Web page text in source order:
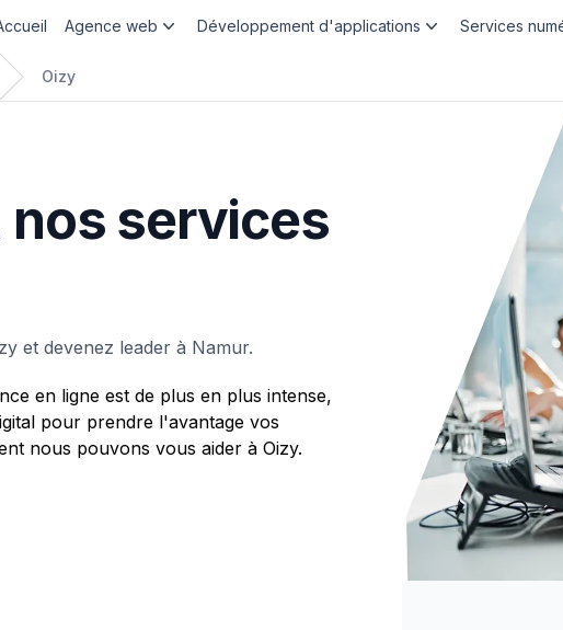
Agence web Développement d'applications Services
Oizy
nos services
et devenez leader à Namur.
en ligne est de plus en plus intense,
pour prendre l'avantage vos
nous pouvons vous aider à Oizy.